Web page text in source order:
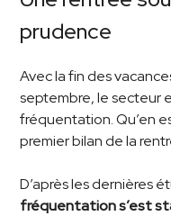
prudence
Avec la fin des
septembre, le secteur
fréquentation. Qu’en
premier bilan de la
D’après les dernières
fréquentation s’est